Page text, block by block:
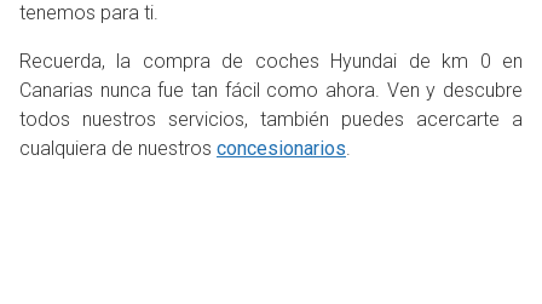
tenemos para ti.
Recuerda, la compra de coches Hyundai de km 0 en
Canarias nunca fue tan fácil como ahora. Ven y descubre
todos nuestros servicios, también puedes acercarte a
cualquiera de nuestros concesionarios.